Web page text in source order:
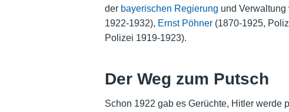
der bayerischen Regierung und
1922-1932), Ernst Pöhner(1870-1925,
Polizei 1919-1923).
Der Weg zum Putsch
Schon 1922 gab es Gerüchte, Hitler werde